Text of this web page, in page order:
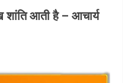
शांति आती है – आचार्य